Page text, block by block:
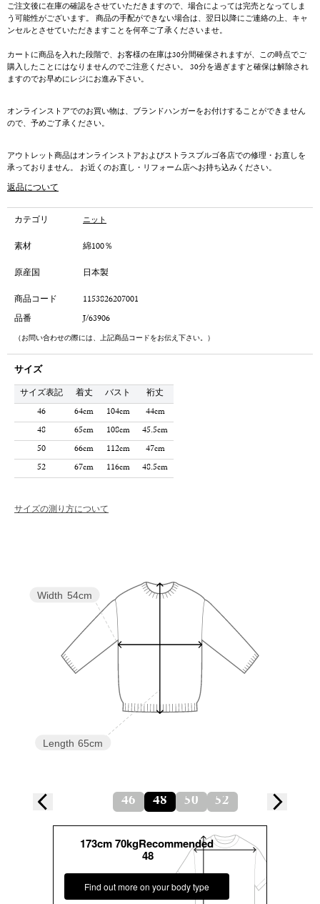
ご注文後に在庫の確認をさせていただきますので、場合によっては完売となってしま
う可能性がございます。 商品の手配ができない場合は、翌日以降にご連絡の上、キャ
ンセルとさせていただきますことを何卒ご了承くださいませ。
カートに商品を入れた段階で、お客様の在庫は30分間確保されますが、この時点でご
購入したことにはなりませんのでご注意ください。 30分を過ぎますと確保は解除され
ますのでお早めにレジにお進み下さい。
オンラインストアでのお買い物は、ブランドハンガーをお付けすることができません
ので、予めご了承ください。
アウトレット商品はオンラインストアおよびストラスブルゴ各店での修理・お直しを
承っておりません。 お近くのお直し・リフォーム店へお持ち込みください。
返品について
カテゴリ ニット
素材
綿100％
原産国
日本製
商品コード
1153826207001
品番
J/63906
（お問い合わせの際には、上記商品コードをお伝え下さい。）
サイズ
サイズ表記 着丈 バスト
裄丈
46
64cm 104cm
44cm
48
65cm 108cm
45.5cm
50
66cm 112cm
47cm
52
67cm 116cm 48.5cm
サイズの測り方について
Length 65cm
Width 54cm
46 48 50 52
173cm 70kgRecommended
48
Find out more on your body type